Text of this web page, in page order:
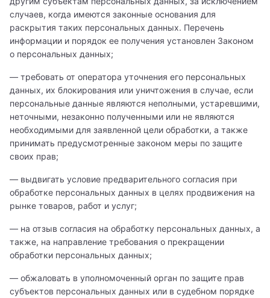
случаев, когда имеются законные основания для
раскрытия таких персональных данных. Перечень
информации и порядок ее получения установлен Законом
о персональных данных;
— требовать от оператора уточнения его персональных
данных, их блокирования или уничтожения в случае, если
персональные данные являются неполными, устаревшими,
неточными, незаконно полученными или не являются
необходимыми для заявленной цели обработки, а также
принимать предусмотренные законом меры по защите
своих прав;
— выдвигать условие предварительного согласия при
обработке персональных данных в целях продвижения на
рынке товаров, работ и услуг;
— на отзыв согласия на обработку персональных данных, а
также, на направление требования о прекращении
обработки персональных данных;
— обжаловать в уполномоченный орган по защите прав
субъектов персональных данных или в судебном порядке